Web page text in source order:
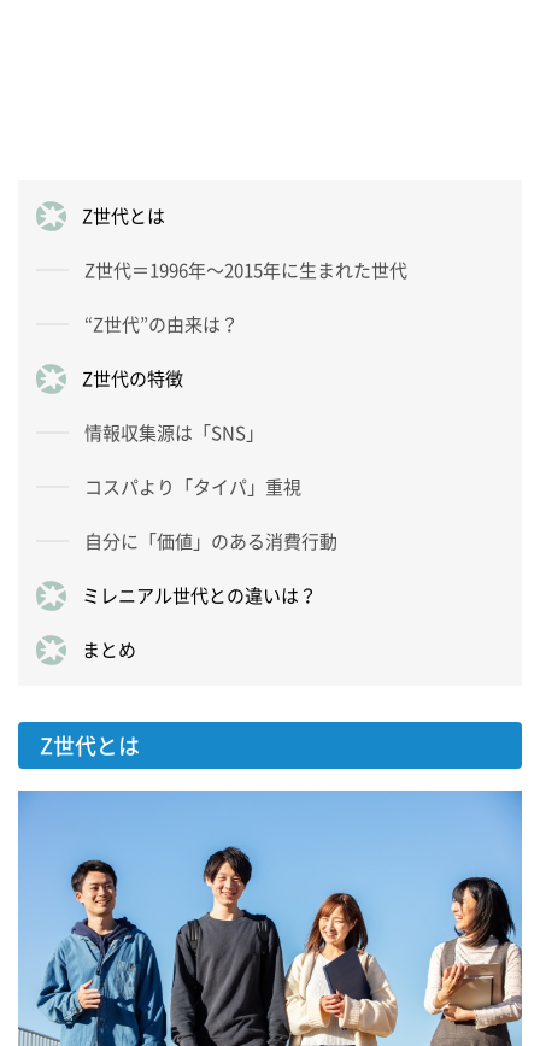
Z世代とは
Z世代＝1996年～2015年に生まれた世代
“Z世代”の由来は？
Z世代の特徴
情報収集源は「SNS」
コスパより「タイパ」重視
自分に「価値」のある消費行動
ミレニアル世代との違いは？
まとめ
Z世代とは